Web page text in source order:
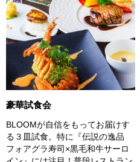
豪華試食会
BLOOMが自信をもってお届けす
る３皿試食。特に『伝説の逸品
フォアグラ寿司×黒毛和牛サーロ